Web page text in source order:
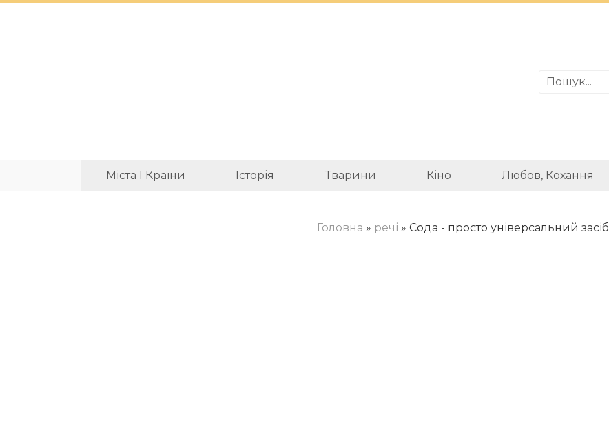
Міста І Країни Історія Тварини Кіно Любов, Кохання
Головна » речі » Сода - просто універсальний засіб